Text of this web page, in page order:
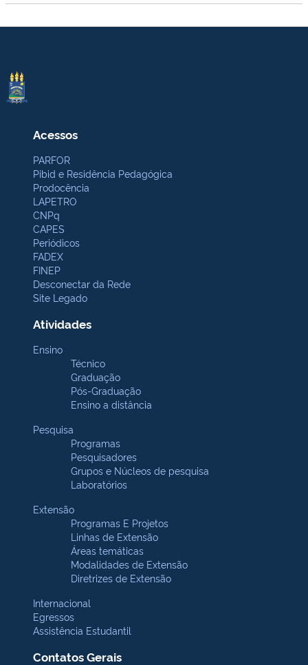
Acessos
PARFOR
Pibid e Residência Pedagógica
Prodocência
LAPETRO
CNPq
CAPES
Periódicos
FADEX
FINEP
Desconectar da Rede
Site Legado
Atividades
Ensino
Técnico
Graduação
Pós-Graduação
Ensino a distância
Pesquisa
Programas
Pesquisadores
Grupos e Núcleos de pesquisa
Laboratórios
Extensão
Programas E Projetos
Linhas de Extensão
Áreas temáticas
Modalidades de Extensão
Diretrizes de Extensão
Internacional
Egressos
Assistência Estudantil
Contatos Gerais